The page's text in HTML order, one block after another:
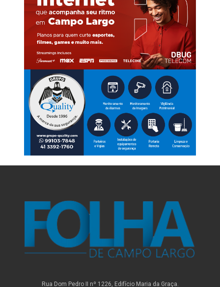
Rua Dom Pedro II nº 1226, Edifício Maria da Graça.